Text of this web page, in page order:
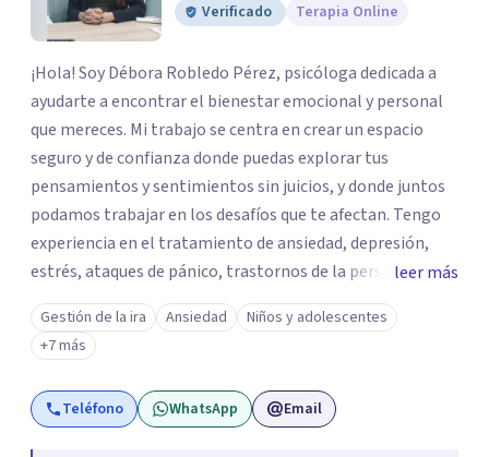
Verificado
Terapia Online
¡Hola! Soy Débora Robledo Pérez, psicóloga dedicada a
ayudarte a encontrar el bienestar emocional y personal
que mereces. Mi trabajo se centra en crear un espacio
seguro y de confianza donde puedas explorar tus
pensamientos y sentimientos sin juicios, y donde juntos
podamos trabajar en los desafíos que te afectan. Tengo
experiencia en el tratamiento de ansiedad, depresión,
estrés, ataques de pánico, trastornos de la personalidad y
el trastorno obsesivo-compulsivo (TOC). Mi enfoque
terapéutico se adapta a tus necesidades específicas,
utilizando herramientas y técnicas que te ayuden a
comprender y transformar aquello que te preocupa. Creo
firmemente que el bienestar emocional es un derecho y,
leer más
Gestión de la ira Ansiedad
Niños y adolescentes
+7 más
Teléfono WhatsApp Email